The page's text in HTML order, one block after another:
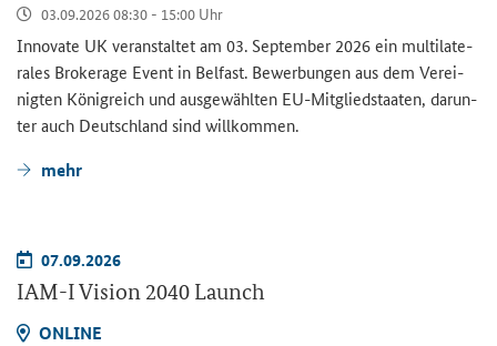
03.09.2026 08:30 - 15:00 Uhr
Innovate UK ver­an­stal­tet am 03. Sep­tem­ber 2026 ein mul­ti­la­te­
ra­les Brokerage Event in Bel­fast. Be­wer­bun­gen aus dem Ver­ei­
nig­ten Kö­nig­reich und aus­ge­wähl­ten EU-​Mitgliedstaaten, dar­un­
ter auch Deutsch­land sind will­kom­men.
mehr
07.09.2026
IAM-I Vision 2040 Launch
ON­LINE